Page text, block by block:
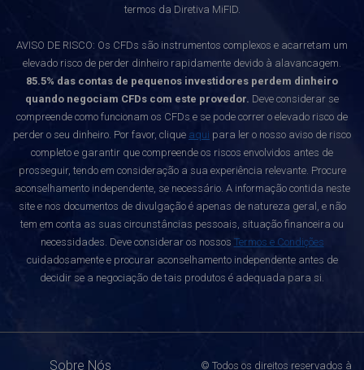
termos da Diretiva MiFID.
AVISO DE RISCO: Os CFDs são instrumentos complexos e acarretam um
elevado risco de perder dinheiro rapidamente devido à alavancagem.
85.5% das contas de pequenos investidores perdem dinheiro
quando negociam CFDs com este provedor. Deve considerar se
compreende como funcionam os CFDs e se pode correr o elevado risco de
perder o seu dinheiro. Por favor, clique aqui para ler o nosso aviso de risco
completo e garantir que compreende os riscos envolvidos antes de
prosseguir, tendo em consideração a sua experiência relevante. Procure
aconselhamento independente, se necessário. A informação contida neste
site e nos documentos de divulgação é apenas de natureza geral, e não
tem em conta as suas circunstâncias pessoais, situação financeira ou
necessidades. Deve considerar os nossos Termos e Condições
cuidadosamente e procurar aconselhamento independente antes de
decidir se a negociação de tais produtos é adequada para si.
Sobre Nós © Todos os direitos reservados à